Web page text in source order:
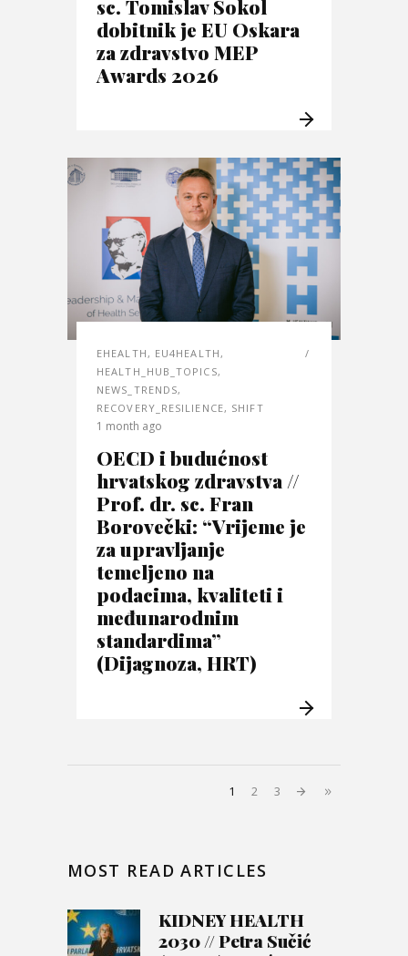
sc. Tomislav Sokol
dobitnik je EU Oskara
za zdravstvo MEP
Awards 2026
EHEALTH, EU4HEALTH,
HEALTH_HUB_TOPICS,
NEWS_TRENDS,
RECOVERY_RESILIENCE, SHIFT
1 month ago
OECD i budućnost
hrvatskog zdravstva //
Prof. dr. sc. Fran
Borovečki: “Vrijeme je
za upravljanje
temeljeno na
podacima, kvaliteti i
međunarodnim
standardima”
(Dijagnoza, HRT)
1 2 3
MOST READ ARTICLES
KIDNEY HEALTH
2030 // Petra Sučić